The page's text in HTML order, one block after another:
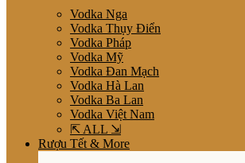
Vodka Nga
Vodka Thụy Điển
Vodka Pháp
Vodka Mỹ
Vodka Đan Mạch
Vodka Hà Lan
Vodka Ba Lan
Vodka Việt Nam
⇱ ALL ⇲
Rượu Tết & More